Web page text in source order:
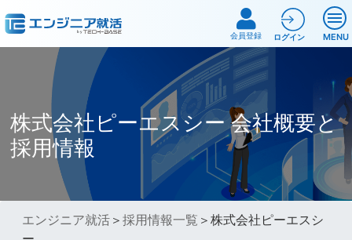
MENU
会員登録 ログイン
株式会社ピーエスシー 会社概要と
採用情報
エンジニア就活 ＞採用情報一覧 ＞株式会社ピーエスシ